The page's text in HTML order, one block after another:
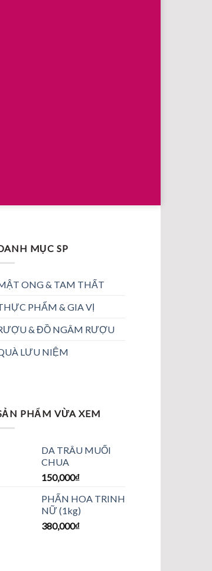
MỤC SP
ONG & TAM THẤT
PHẨM & GIA VỊ
& ĐỒ NGÂM RƯỢU
LƯU NIỆM
PHẨM VỪA XEM
DA TRÂU MUỐI
CHUA
150,000₫
PHẤN HOA TRINH
NỮ (1kg)
380,000₫